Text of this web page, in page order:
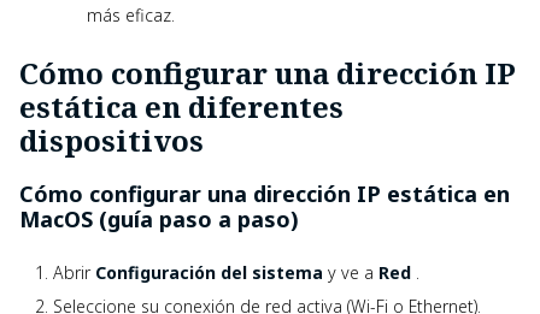
más eficaz.
Cómo configurar una dirección IP
estática en diferentes
dispositivos
Cómo configurar una dirección IP estática en
MacOS (guía paso a paso)
Abrir Configuración del sistema y ve a Red
Seleccione su conexión de red activa (Wi-Fi o Ethernet).